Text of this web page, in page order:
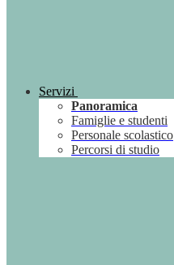
Servizi
Panoramica
Famiglie e studenti
Personale scolastico
Percorsi di studio